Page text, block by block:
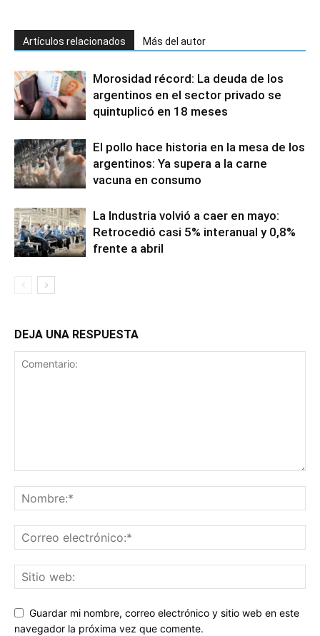
Artículos relacionados Más del autor
Morosidad récord: La deuda de los
argentinos en el sector privado se
quintuplicó en 18 meses
El pollo hace historia en la mesa de los
argentinos: Ya supera a la carne
vacuna en consumo
La Industria volvió a caer en mayo:
Retrocedió casi 5% interanual y 0,8%
frente a abril
DEJA UNA RESPUESTA
Guardar mi nombre, correo electrónico y sitio web en este
navegador la próxima vez que comente.